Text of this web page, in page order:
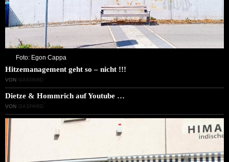
Foto: Egon Cappa
Hitzemanagement geht so – nicht !!!
VON GASPARD
Dietze & Hommrich auf Youtube …
VON GASPARD